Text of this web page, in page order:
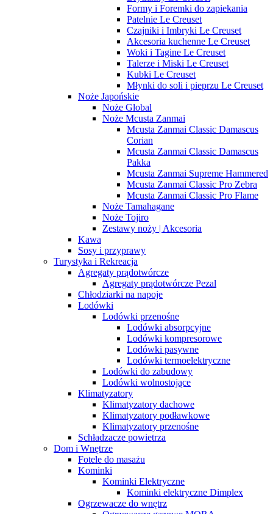
Formy i Foremki do zapiekania
Patelnie Le Creuset
Czajniki i Imbryki Le Creuset
Akcesoria kuchenne Le Creuset
Woki i Tagine Le Creuset
Talerze i Miski Le Creuset
Kubki Le Creuset
Młynki do soli i pieprzu Le Creuset
Noże Japońskie
Noże Global
Noże Mcusta Zanmai
Mcusta Zanmai Classic Damascus
Corian
Mcusta Zanmai Classic Damascus
Pakka
Mcusta Zanmai Supreme Hammered
Mcusta Zanmai Classic Pro Zebra
Mcusta Zanmai Classic Pro Flame
Noże Tamahagane
Noże Tojiro
Zestawy noży | Akcesoria
Kawa
Sosy i przyprawy
Turystyka i Rekreacja
Agregaty prądotwórcze
Agregaty prądotwórcze Pezal
Chłodziarki na napoje
Lodówki
Lodówki przenośne
Lodówki absorpcyjne
Lodówki kompresorowe
Lodówki pasywne
Lodówki termoelektryczne
Lodówki do zabudowy
Lodówki wolnostojące
Klimatyzatory
Klimatyzatory dachowe
Klimatyzatory podławkowe
Klimatyzatory przenośne
Schładzacze powietrza
Dom i Wnętrze
Fotele do masażu
Kominki
Kominki Elektryczne
Kominki elektryczne Dimplex
Ogrzewacze do wnętrz